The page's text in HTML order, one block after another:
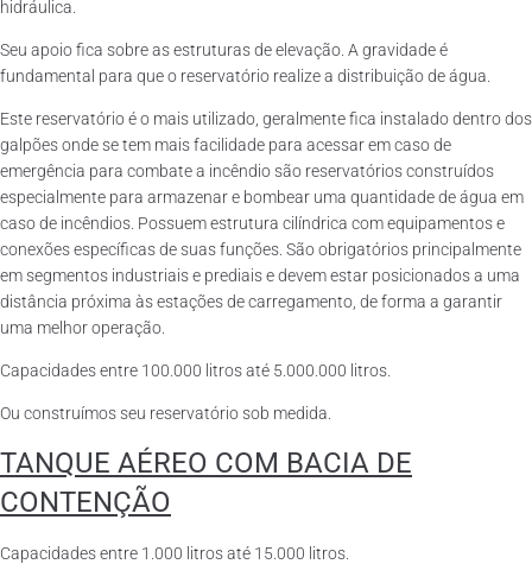
hidráulica.
Seu apoio fica sobre as estruturas de elevação. A gravidade é
fundamental para que o reservatório realize a distribuição de água.
Este reservatório é o mais utilizado, geralmente fica instalado dentro dos
galpões onde se tem mais facilidade para acessar em caso de
emergência para combate a incêndio são reservatórios construídos
especialmente para armazenar e bombear uma quantidade de água em
caso de incêndios. Possuem estrutura cilíndrica com equipamentos e
conexões específicas de suas funções. São obrigatórios principalmente
em segmentos industriais e prediais e devem estar posicionados a uma
distância próxima às estações de carregamento, de forma a garantir
uma melhor operação.
Capacidades entre 100.000 litros até 5.000.000 litros.
Ou construímos seu reservatório sob medida.
TANQUE AÉREO COM BACIA DE
CONTENÇÃO
Capacidades entre 1.000 litros até 15.000 litros.